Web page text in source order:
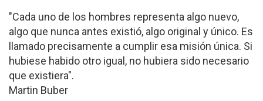
"Cada uno de los hombres representa algo nuevo,
algo que nunca antes existió, algo original y único. Es
llamado precisamente a cumplir esa misión única. Si
hubiese habido otro igual, no hubiera sido necesario
que existiera".
Martin Buber